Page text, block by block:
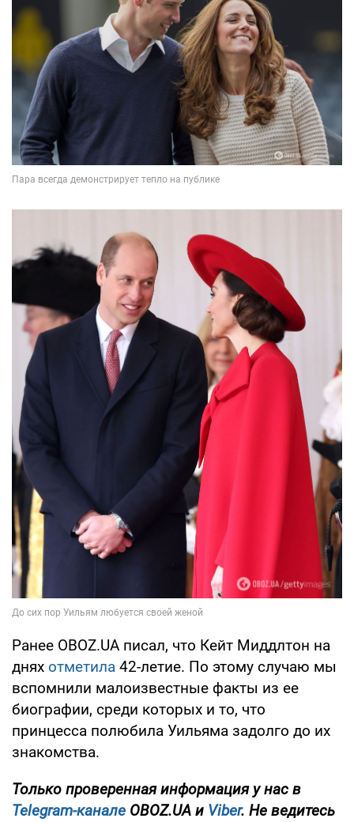
Ранее OBOZ.UA писал, что Кейт Миддлтон на
днях отметила 42-летие. По этому случаю мы
вспомнили малоизвестные факты из ее
биографии, среди которых и то, что
принцесса полюбила Уильяма задолго до их
знакомства.
Только проверенная информация у нас в
Telegram-канале OBOZ.UA и Viber. Не ведитесь